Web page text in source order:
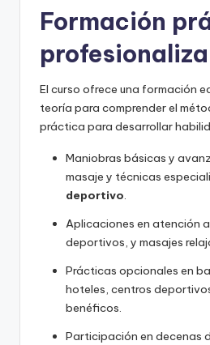
Formación
El curso ofrece una formación
teoría para comprender el
práctica para desarrollar
Maniobras básicas y
masaje y técnicas
deportivo.
Aplicaciones en atención
deportivos, y masajes
Prácticas opcionales en
hoteles, centros
benéficos.
Participación en decenas